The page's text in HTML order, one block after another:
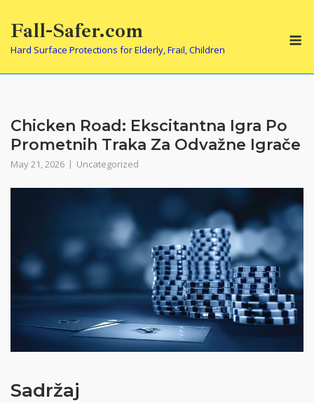
content
Fall-Safer.com
Hard Surface Protections for Elderly, Frail, Children
Chicken Road: Ekscitantna Igra Po
Prometnih Traka Za Odvažne Igrače
May 21, 2026 Uncategorized
Sadržaj